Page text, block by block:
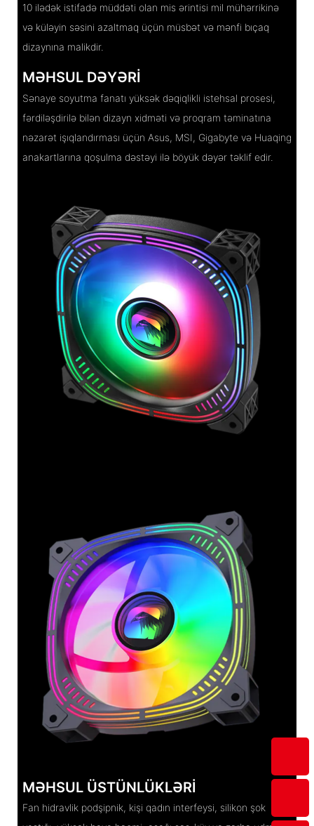
10 ilədək istifadə müddəti olan mis ərintisi mil mühərrikinə
və küləyin səsini azaltmaq üçün müsbət və mənfi bıçaq
dizaynına malikdir.
MƏHSUL DƏYƏRI
Sənaye soyutma fanatı yüksək dəqiqlikli istehsal prosesi,
fərdiləşdirilə bilən dizayn xidməti və proqram təminatına
nəzarət işıqlandırması üçün Asus, MSI, Gigabyte və Huaqing
anakartlarına qoşulma dəstəyi ilə böyük dəyər təklif edir.
MƏHSUL ÜSTÜNLÜKLƏRI
Fan hidravlik podşipnik, kişi qadın interfeysi, silikon şok